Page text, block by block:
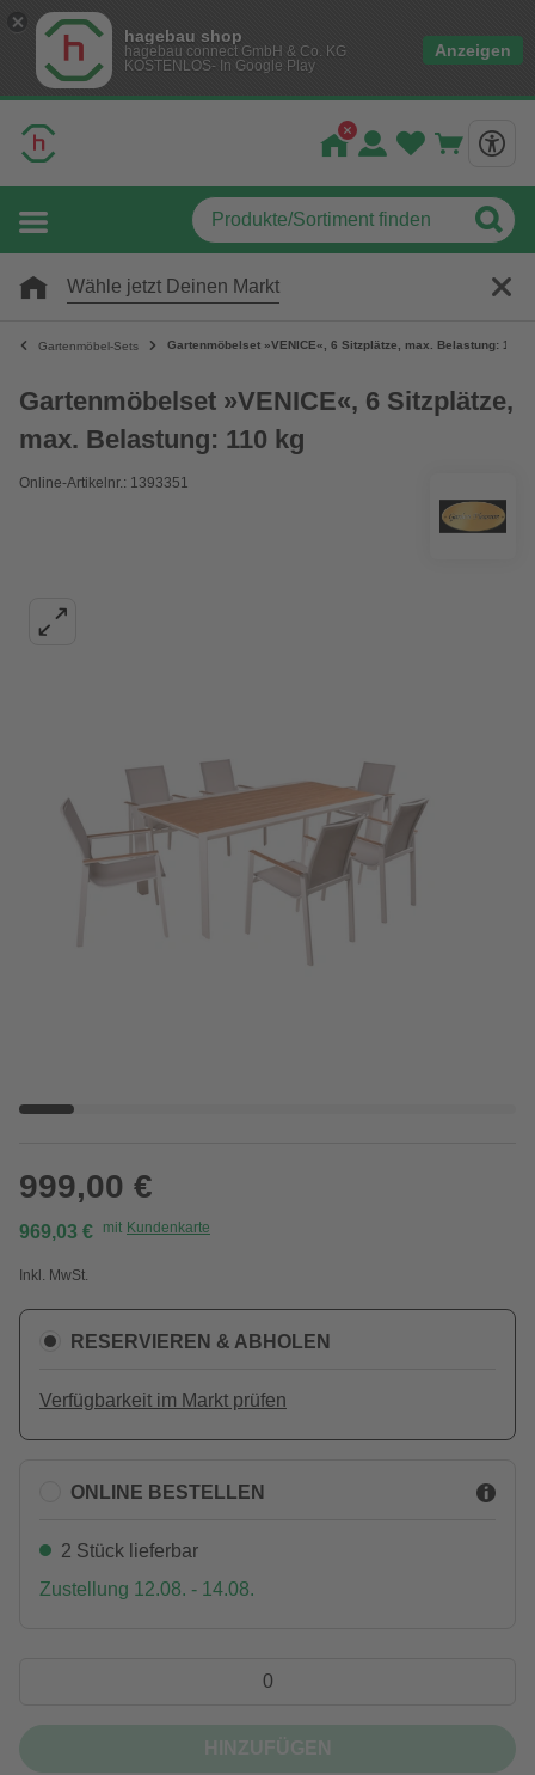
hagebau shop
hagebau connect GmbH & Co. KG
KOSTENLOS- In Google Play
Anzeigen
Wähle jetzt Deinen Markt
Gartenmöbel-Sets Gartenmöbelset »VENICE«, 6 Sitzplätze, max. Belastung: 110
Gartenmöbelset »VENICE«, 6 Sitzplätze,
max. Belastung: 110 kg
Online-Artikelnr.: 1393351
999,00 €
969,03 € mit Kundenkarte
Inkl. MwSt.
RESERVIEREN & ABHOLEN
Verfügbarkeit im Markt prüfen
ONLINE BESTELLEN
2 Stück lieferbar
Zustellung 12.08. - 14.08.